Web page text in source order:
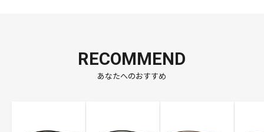
RECOMMEND
あなたへのおすすめ